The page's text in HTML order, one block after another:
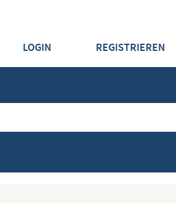
LOGIN REGISTRIEREN